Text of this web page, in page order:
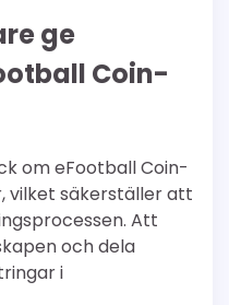
ge
Coin-
om eFootball Coin-
vilket säkerställer att
Att
och dela
i